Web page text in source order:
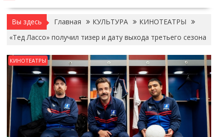
Вы здесь Главная КУЛЬТУРА
КИНОТЕАТРЫ
«Тед Лассо» получил тизер и дату выхода третьего сезона
КИНОТЕАТРЫ